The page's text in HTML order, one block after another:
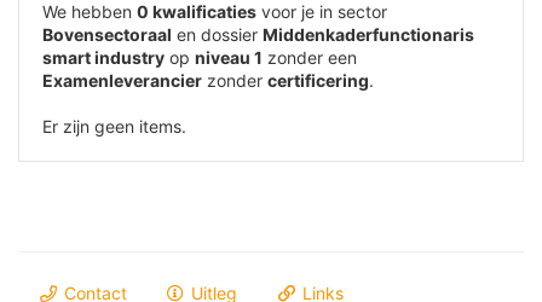
We hebben 0 kwalificaties voor je in sector
Bovensectoraal en dossier Middenkaderfunctionaris
smart industry op niveau 1 zonder een
Examenleverancier zonder certificering.
Er zijn geen items.
Contact Uitleg Links